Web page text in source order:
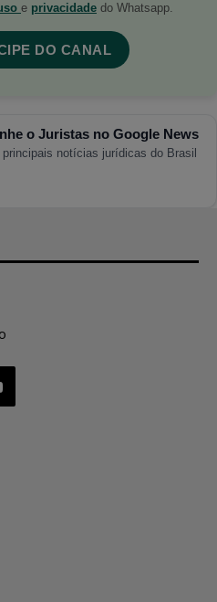
e privacidade do Whatsapp.
DO CANAL
o Juristas no Google News
principais notícias jurídicas do Brasil